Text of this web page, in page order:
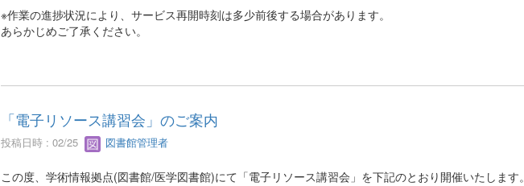
※作業の進捗状況により、サービス再開時刻は多少前後する場合があります。
あらかじめご了承ください。
「電子リソース講習会」のご案内
投稿日時 : 02/25 図書館管理者
この度、学術情報拠点(図書館/医学図書館)にて「電子リソース講習会」を下記のとおり開催いたします。